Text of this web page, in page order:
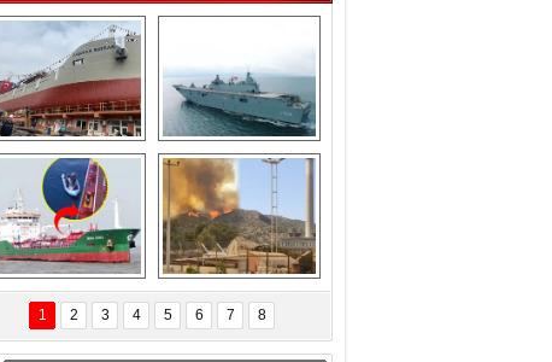
Çeksan Tersanesi,
Başaran Bayrak
tankerini suya
indirdi
TCG Anadolu,
tersane teknik
seyrini tamamladı
Göçmenlerin
imdadına Türk
sahipli MINA DENIZ
yetişti
Milas’taki yangın
yeniden termik
santrallere doğru
ilerliyor
1 2 3 4 5 6 7 8